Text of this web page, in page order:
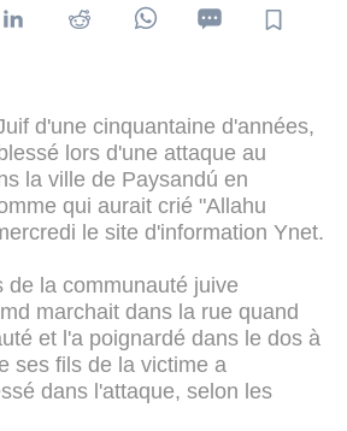
d'une cinquantaine d'années,
lors d'une attaque au
la ville de Paysandú en
qui aurait crié "Allahu
le site d'information Ynet.
de la communauté juive
marchait dans la rue quand
et l'a poignardé dans le dos à
ses fils de la victime a
dans l'attaque, selon les